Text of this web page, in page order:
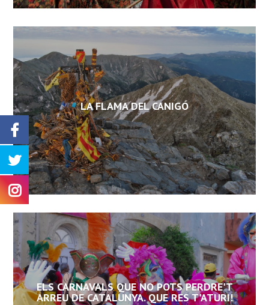
LA FLAMA DEL CANIGÓ
ELS CARNAVALS QUE NO POTS PERDRE'T
ARREU DE CATALUNYA. QUE RES T'ATURI!